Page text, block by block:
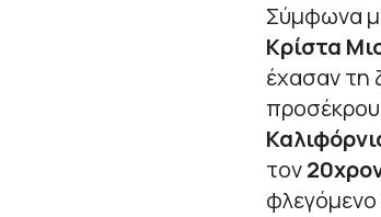
Σύμφωνα
Κρίστα
έχασαν τη
τον